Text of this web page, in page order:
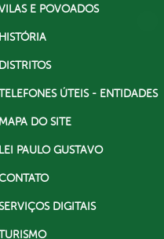
E POVOADOS
HISTÓRIA
DISTRITOS
ÚTEIS - ENTIDADES
MAPA DO SITE
LEI PAULO GUSTAVO
DIGITAIS